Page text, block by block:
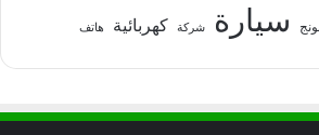
سيارة شركة كهربائية هاتف